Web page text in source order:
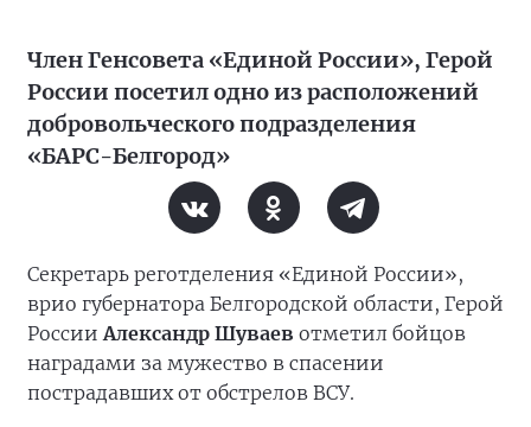
Член Генсовета «Единой России», Герой
России посетил одно из расположений
добровольческого подразделения
«БАРС-Белгород»
Секретарь реготделения «Единой России»,
врио губернатора Белгородской области, Герой
России Александр Шуваев отметил бойцов
наградами за мужество в спасении
пострадавших от обстрелов ВСУ.